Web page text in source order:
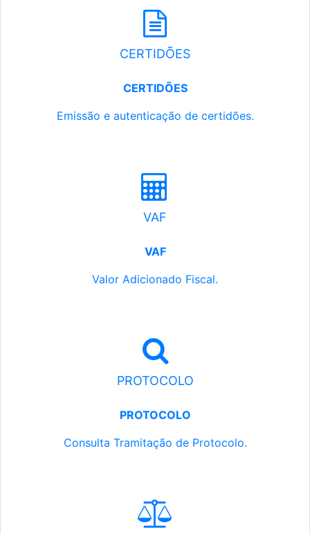
CERTIDÕES
CERTIDÕES
Emissão e autenticação de certidões.
VAF
VAF
Valor Adicionado Fiscal.
PROTOCOLO
PROTOCOLO
Consulta Tramitação de Protocolo.